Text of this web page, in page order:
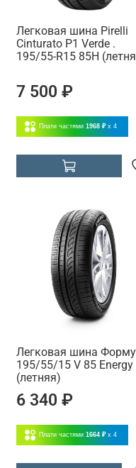
Легковая шина Pirelli
Cinturato P1 Verde .
195/55-R15 85H
7 500 ₽
Плати частями 1968 ₽ x 4
Легковая шина
195/55/15 V 85 Energy
(летняя)
6 340 ₽
Плати частями 1664 ₽ x 4